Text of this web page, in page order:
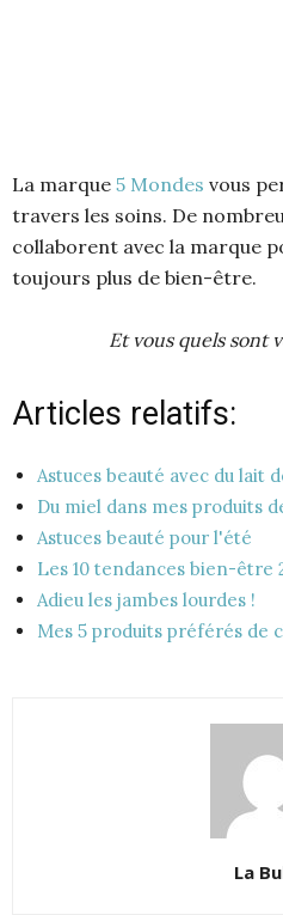
La marque 5 Mondes vous
travers les soins. De
collaborent avec la marque
toujours plus de bien-être.
Et vous quels sont
Articles relatifs:
Astuces beauté avec du lait
Du miel dans mes produits
Astuces beauté pour l'été
Les 10 tendances bien-être
Adieu les jambes lourdes !
Mes 5 produits préférés de
La